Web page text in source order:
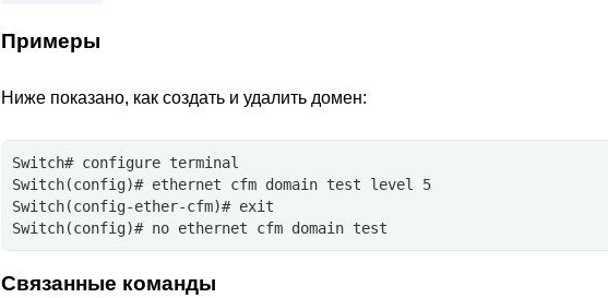
Примеры
Ниже показано, как создать и удалить домен:
Switch# configure terminal
Switch(config)# ethernet cfm domain test level 5
Switch(config-ether-cfm)# exit
Switch(config)# no ethernet cfm domain test
Связанные команды